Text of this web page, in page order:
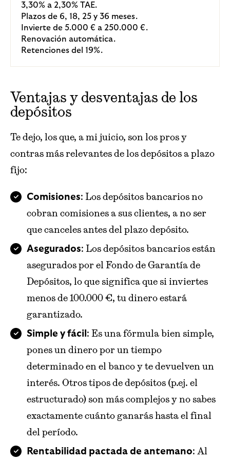
3,30% a 2,30% TAE.
Plazos de 6, 18, 25 y 36 meses.
Invierte de 5.000 € a 250.000 €.
Renovación automática.
Retenciones del 19%.
Ventajas y desventajas de los
depósitos
Te dejo, los que, a mi juicio, son los pros y
contras más relevantes de los depósitos a plazo
fijo:
Comisiones: Los depósitos bancarios no
cobran comisiones a sus clientes, a no ser
que canceles antes del plazo depósito.
Asegurados: Los depósitos bancarios están
asegurados por el Fondo de Garantía de
Depósitos, lo que significa que si inviertes
menos de 100.000 €, tu dinero estará
garantizado.
Simple y fácil : Es una fórmula bien simple,
pones un dinero por un tiempo
determinado en el banco y te devuelven un
interés. Otros tipos de depósitos (p.ej. el
estructurado) son más complejos y no sabes
exactamente cuánto ganarás hasta el final
del período.
Rentabilidad pactada de antemano: Al